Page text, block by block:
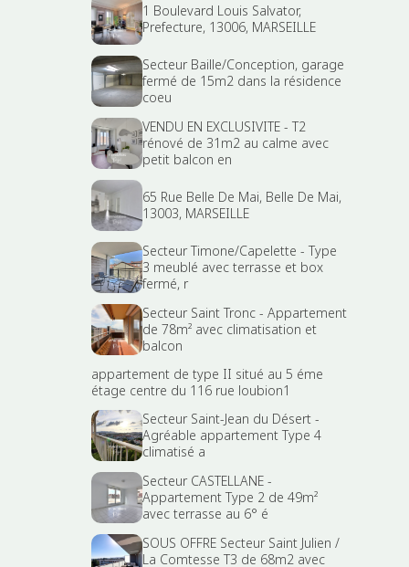
1 Boulevard Louis Salvator,
Prefecture, 13006, MARSEILLE
Secteur Baille/Conception, garage
fermé de 15m2 dans la résidence
coeu
VENDU EN EXCLUSIVITE - T2
rénové de 31m2 au calme avec
petit balcon en
65 Rue Belle De Mai, Belle De Mai,
13003, MARSEILLE
Secteur Timone/Capelette - Type
3 meublé avec terrasse et box
fermé, r
Secteur Saint Tronc - Appartement
de 78m² avec climatisation et
balcon
appartement de type II situé au 5 éme
étage centre du 116 rue loubion1
Secteur Saint-Jean du Désert -
Agréable appartement Type 4
climatisé a
Secteur CASTELLANE -
Appartement Type 2 de 49m²
avec terrasse au 6° é
SOUS OFFRE Secteur Saint Julien /
La Comtesse T3 de 68m2 avec